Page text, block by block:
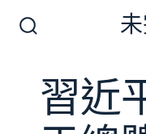
切
換
關習近